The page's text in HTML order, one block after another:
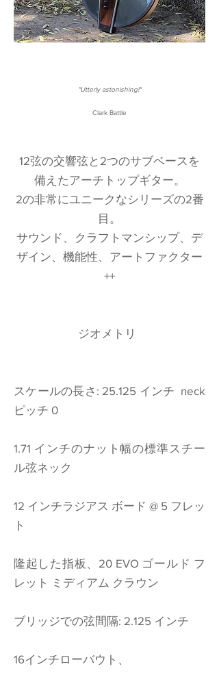
"Utterly astonishing!"
Clark Battle
12弦の交響弦と2つのサブベースを
備えたアーチトップギター。
2の非常にユニークなシリーズの2番
目。
サウンド、クラフトマンシップ、デ
ザイン、機能性、アートファクター
++
ジオメトリ
スケールの長さ: 25.125 インチ neck
ピッチ 0
1.71 インチのナット幅の標準スチー
ル弦ネック
12 インチラジアス ボード @ 5 フレッ
ト
隆起した指板、20 EVO ゴールド フ
レット ミディアム クラウン
ブリッジでの弦間隔: 2.125 インチ
16インチローバウト、